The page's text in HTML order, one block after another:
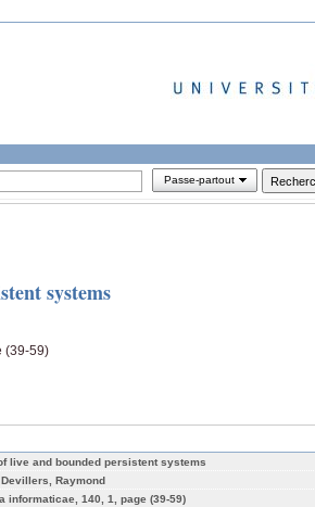
Passe-partout
systems
(39-59)
live and bounded persistent systems
Raymond
informaticae, 140, 1, page (39-59)